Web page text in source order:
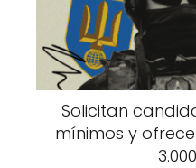
Solicitan
mínimos y